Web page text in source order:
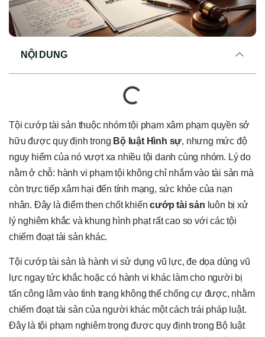
NỘI DUNG
Tội cướp tài sản thuộc nhóm tội phạm xâm phạm quyền sở
hữu được quy định trong Bộ luật Hình sự, nhưng mức độ
nguy hiểm của nó vượt xa nhiều tội danh cùng nhóm. Lý do
nằm ở chỗ: hành vi phạm tội không chỉ nhắm vào tài sản mà
còn trực tiếp xâm hại đến tính mạng, sức khỏe của nạn
nhân. Đây là điểm then chốt khiếncướp tài sản luôn bị xử
lý nghiêm khắc và khung hình phạt rất cao so với các tội
chiếm đoạt tài sản khác.
Tội cướp tài sản là hành vi sử dụng vũ lực, đe dọa dùng vũ
lực ngay tức khắc hoặc có hành vi khác làm cho người bị
tấn công lâm vào tình trạng không thể chống cự được, nhằm
chiếm đoạt tài sản của người khác một cách trái pháp luật.
Đây là tội phạm nghiêm trọng được quy định trong Bộ luật